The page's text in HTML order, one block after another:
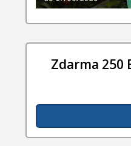
Zdarma 250